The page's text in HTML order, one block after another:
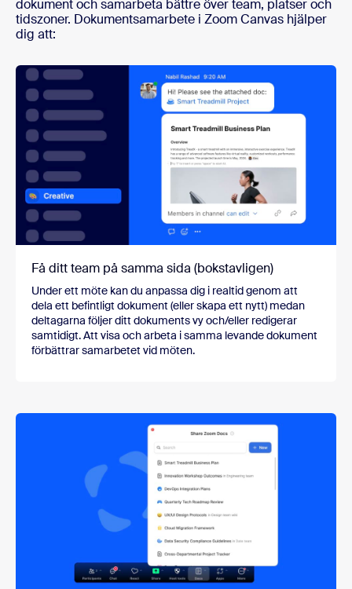
dokument och samarbeta bättre över team, platser och
tidszoner. Dokumentsamarbete i Zoom Canvas hjälper
dig att:
Få ditt team på samma sida (bokstavligen)
Under ett möte kan du anpassa dig i realtid genom att
dela ett befintligt dokument (eller skapa ett nytt) medan
deltagarna följer ditt dokuments vy och/eller redigerar
samtidigt. Att visa och arbeta i samma levande dokument
förbättrar samarbetet vid möten.